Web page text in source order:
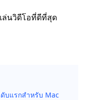
ล่นวิดีโอที่ดีที่สุด
บแรกสำหรับ Mac